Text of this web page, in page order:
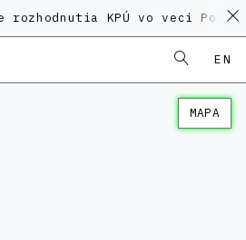
KPÚ vo veci
EN
MAPA